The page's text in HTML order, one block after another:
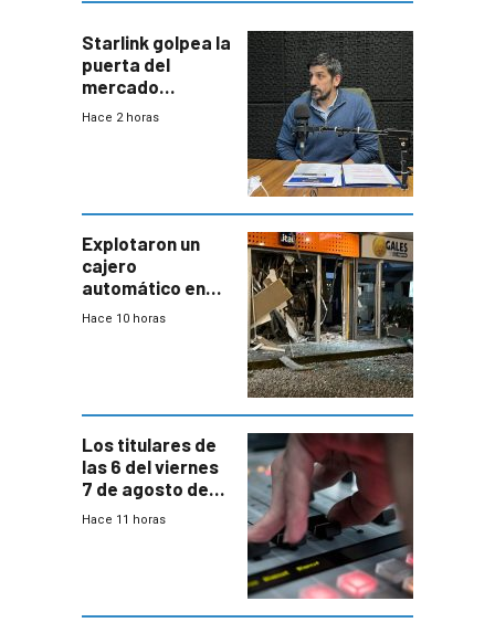
Starlink golpea la
puerta del
mercado
uruguayo y Antel
con mayor
miedo”
Hace 2 horas
Explotaron un
cajero
automático en
Parque Miramar;
Hace 10 horas
Los titulares de
las 6 del viernes
7 de agosto de
2026
Hace 11 horas